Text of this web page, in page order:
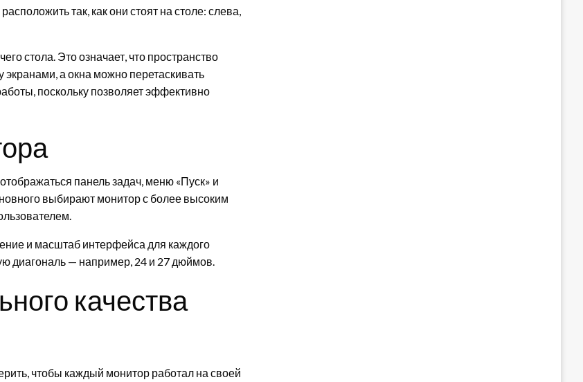
так, как они стоят на столе: слева,
стола. Это означает, что пространство
а окна можно перетаскивать
поскольку позволяет эффективно
панель задач, меню «Пуск» и
выбирают монитор с более высоким
и масштаб интерфейса для каждого
диагональ — например, 24 и 27 дюймов.
качества
чтобы каждый монитор работал на своей